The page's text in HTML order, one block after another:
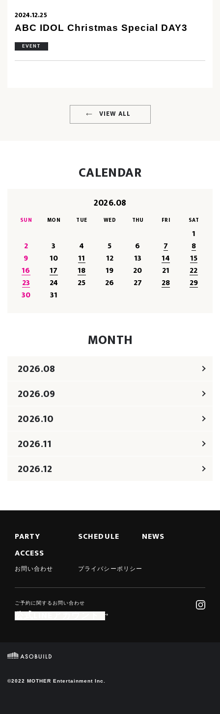
2024.12.25
ABC IDOL Christmas Special DAY3
EVENT
VIEW ALL
CALENDAR
2026.08
SUN MON TUE WED THU FRI SAT
1
2
3 4 5 6 7
8
9
10 11 12 13 14
15
16
17 18 19 20 21
22
23
24 25 26 27 28
29
30
31
MONTH
2026.08
2026.09
2026.10
2026.11
2026.12
PARTY SCHEDULE
NEWS
ACCESS
お問い合わせ プライバシーポリシー
ご予約に関するお問い合わせ
公式LINEアカウント
©2022 MOTHER Entertainment Inc.